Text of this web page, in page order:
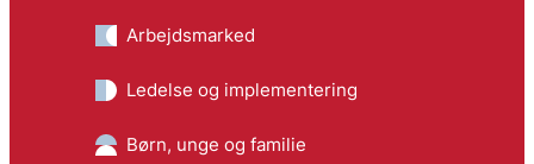
Arbejdsmarked
Ledelse og implementering
Børn, unge og familie